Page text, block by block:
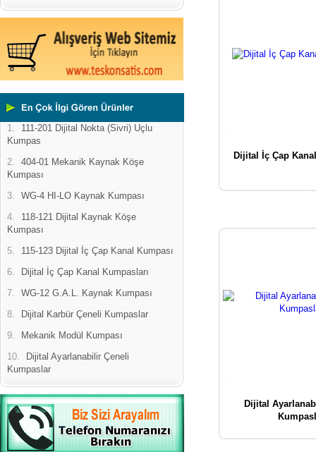
1.
111-201 Dijital Nokta (Sivri) Uçlu
Kumpas
2.
404-01 Mekanik Kaynak Köşe
Kumpası
3.
WG-4 HI-LO Kaynak Kumpası
4.
118-121 Dijital Kaynak Köşe
Kumpası
5.
115-123 Dijital İç Çap Kanal Kumpası
6.
Dijital İç Çap Kanal Kumpasları
7.
WG-12 G.A.L. Kaynak Kumpası
8.
Dijital Karbür Çeneli Kumpaslar
9.
Mekanik Modül Kumpası
10.
Dijital Ayarlanabilir Çeneli
Kumpaslar
Dijital İç Çap
Dijital